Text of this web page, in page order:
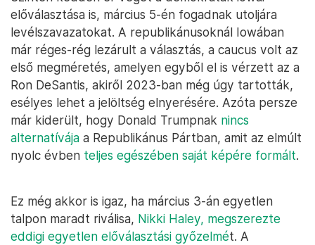
előválasztása is, március 5-én fogadnak utoljára
levélszavazatokat. A republikánusoknál Iowában
már réges-rég lezárult a választás, a caucus volt az
első megméretés, amelyen egyből el is vérzett az a
Ron DeSantis, akiről 2023-ban még úgy tartották,
esélyes lehet a jelöltség elnyerésére. Azóta persze
már kiderült, hogy Donald Trumpnak nincs
alternatívája a Republikánus Pártban, amit az elmúlt
nyolc évben teljes egészében saját képére formált.
Ez még akkor is igaz, ha március 3-án egyetlen
talpon maradt riválisa, Nikki Haley, megszerezte
eddigi egyetlen előválasztási győzelmét. A